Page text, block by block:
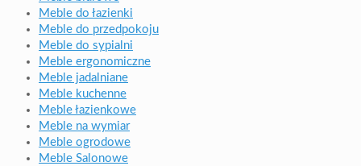
Meble do łazienki
Meble do przedpokoju
Meble do sypialni
Meble ergonomiczne
Meble jadalniane
Meble kuchenne
Meble łazienkowe
Meble na wymiar
Meble ogrodowe
Meble Salonowe